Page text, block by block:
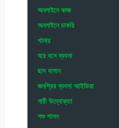
অনলাইনে কাজ
অনলাইনে চাকরি
খামার
ঘরে বসে ব্যবসা
ছাদ বাগান
জনপ্রিয় ব্যবসা আইডিয়া
নারী উদ্যোক্তা
পশু পালন